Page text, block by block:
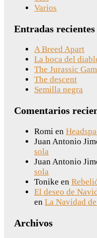
Varios
Entradas recientes
A Breed Apart
La boca del
The Jurassic
The descent
Semilla negra
Comentarios
Romi en
Juan Antonio
sola
Juan Antonio
sola
Tonike en
El deseo de
en La Navidad
Archivos